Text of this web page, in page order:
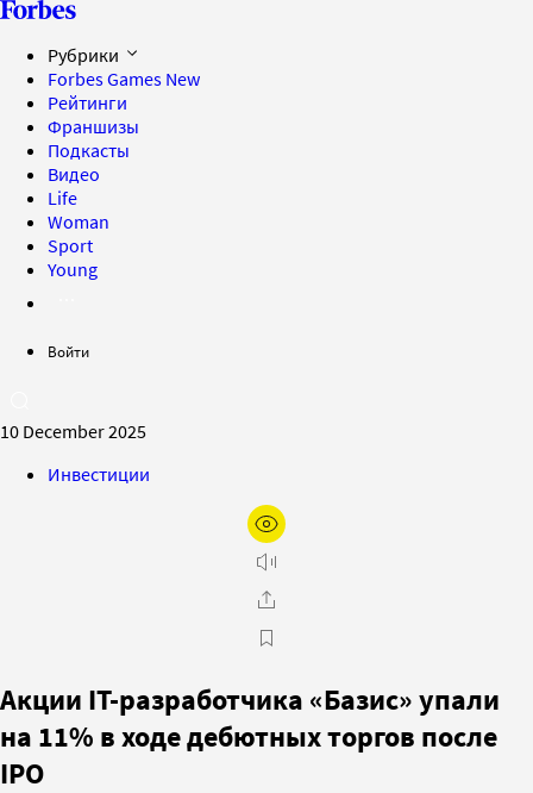
Рубрики
Forbes Games New
Рейтинги
Франшизы
Подкасты
Видео
Life
Woman
Sport
Young
Войти
10 December 2025
Инвестиции
Акции IT-разработчика «Базис» упали
на 11% в ходе дебютных торгов после
IPO